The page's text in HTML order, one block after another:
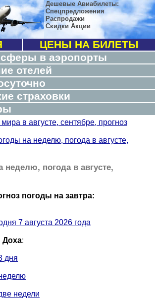
Дешевые Авиабилеты:
Спецпредложения
Распродажи
Скидки Акции
ЦЕНЫ НА БИЛЕТЫ
в аэропорты
отелей
страховки
в августе, сентябре, прогноз
на неделю, погода в августе,
неделю, погода в августе,
погоды на завтра:
7 августа 2026 года
Доха:
дня
недели